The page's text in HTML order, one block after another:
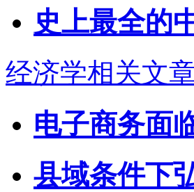
史上最全的
经济学相关文
电子商务面
县域条件下